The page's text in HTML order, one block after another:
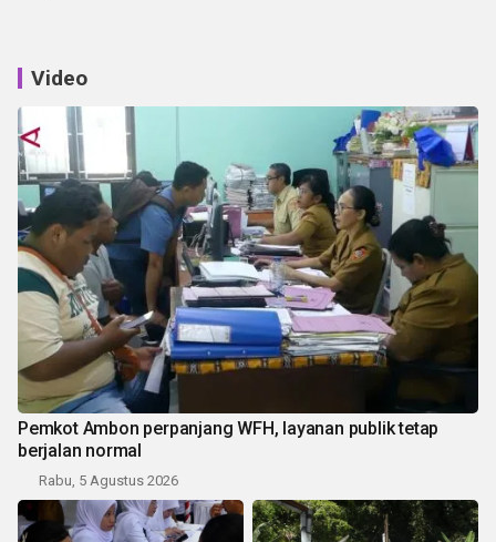
Video
Pemkot Ambon perpanjang WFH, layanan publik tetap
berjalan normal
Rabu, 5 Agustus 2026